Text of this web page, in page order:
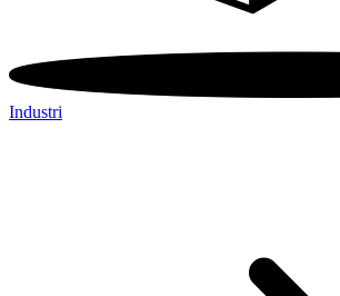
Industri